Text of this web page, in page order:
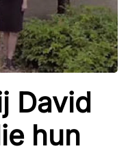
David
hun